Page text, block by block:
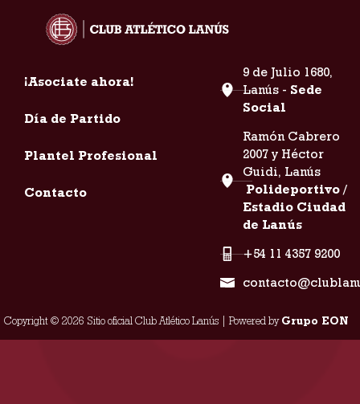
¡Asociate ahora!
Día de Partido
Plantel Profesional
Contacto
9 de Julio 1680,
Lanús - Sede
Social
Ramón Cabrero
2007 y Héctor
Guidi, Lanús
Polideportivo /
Estadio Ciudad
de Lanús
+54 11 4357 9200
Copyright © 2026 Sitio oficial Club Atlético Lanús | Powered byGrupo EON